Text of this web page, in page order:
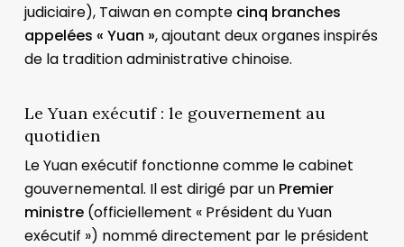
judiciaire), Taiwan en compte cinq branches
appelées « Yuan », ajoutant deux organes inspirés
de la tradition administrative chinoise.
Le Yuan exécutif : le gouvernement au
quotidien
Le Yuan exécutif fonctionne comme le cabinet
gouvernemental. Il est dirigé par un Premier
ministre(officiellement « Président du Yuan
exécutif ») nommé directement par le président